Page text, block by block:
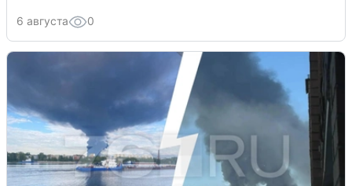
6 августа 0